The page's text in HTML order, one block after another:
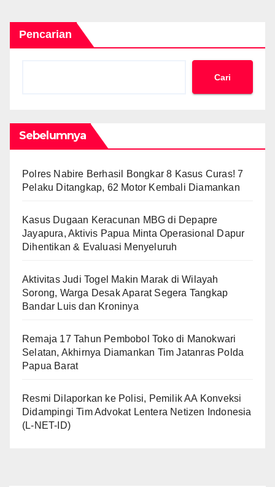
Pencarian
Cari
Sebelumnya
Polres Nabire Berhasil Bongkar 8 Kasus Curas! 7
Pelaku Ditangkap, 62 Motor Kembali Diamankan
Kasus Dugaan Keracunan MBG di Depapre
Jayapura, Aktivis Papua Minta Operasional Dapur
Dihentikan & Evaluasi Menyeluruh
Aktivitas Judi Togel Makin Marak di Wilayah
Sorong, Warga Desak Aparat Segera Tangkap
Bandar Luis dan Kroninya
Remaja 17 Tahun Pembobol Toko di Manokwari
Selatan, Akhirnya Diamankan Tim Jatanras Polda
Papua Barat
Resmi Dilaporkan ke Polisi, Pemilik AA Konveksi
Didampingi Tim Advokat Lentera Netizen Indonesia
(L-NET-ID)